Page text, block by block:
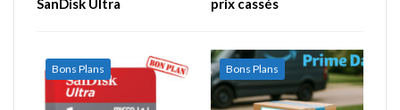
SanDisk Ultra
prix cassés
Bons Plans Bons Plans